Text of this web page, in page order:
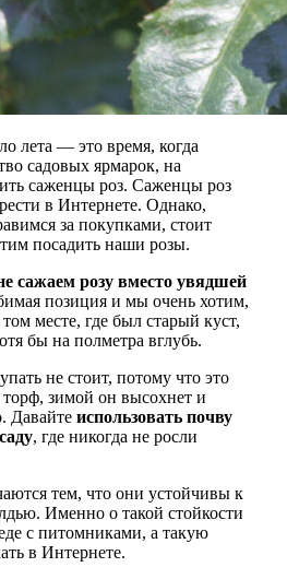
лета — это время, когда
садовых ярмарок, на
саженцы роз. Саженцы роз
в Интернете. Однако,
за покупками, стоит
посадить наши розы.
сажаем розу вместо увядшей
позиция и мы очень хотим,
месте, где был старый куст,
бы на полметра вглубь.
не стоит, потому что это
торф, зимой он высохнет и
Давайте использовать почву
, где никогда не росли
тем, что они устойчивы к
Именно о такой стойкости
с питомниками, а такую
в Интернете.